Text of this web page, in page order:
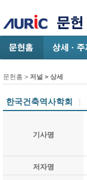
문헌홈 > 저널 > 상세
한국건축역사학회 |
기사명
저자명